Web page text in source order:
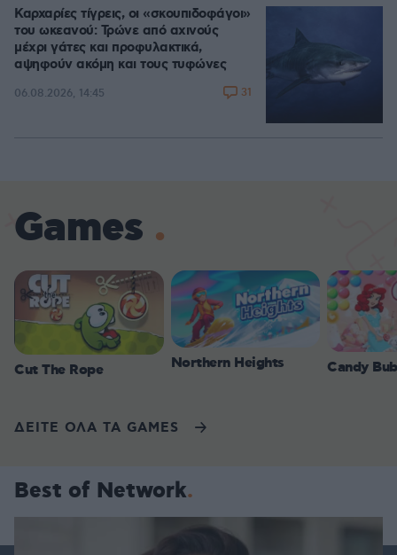
Καρχαρίες τίγρεις, οι «σκουπιδοφάγοι»
του ωκεανού: Τρώνε από αχινούς
μέχρι γάτες και προφυλακτικά,
αψηφούν ακόμη και τους τυφώνες
06.08.2026, 14:45 31
Games
Cut The Rope Northern Heights Candy
ΔΕΙΤΕ ΟΛΑ ΤΑ GAMES
Best of Network